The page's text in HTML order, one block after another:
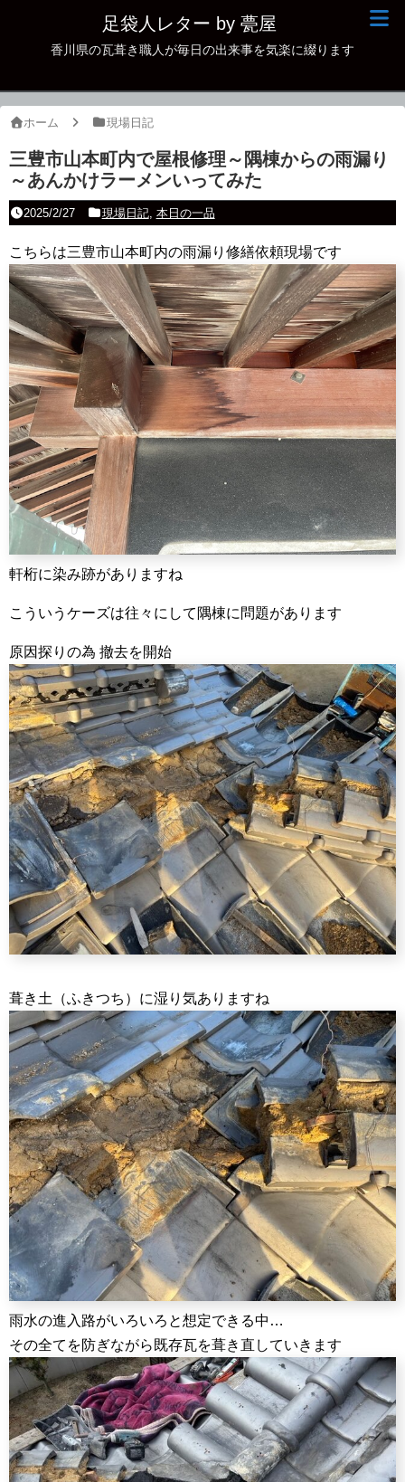
足袋人レター by 甍屋
香川県の瓦葺き職人が毎日の出来事を気楽に綴ります
ホーム 現場日記
三豊市山本町内で屋根修理～隅棟からの雨漏り
～あんかけラーメンいってみた
2025/2/27 現場日記, 本日の一品
こちらは三豊市山本町内の雨漏り修繕依頼現場です
軒桁に染み跡がありますね
こういうケーズは往々にして隅棟に問題があります
原因探りの為 撤去を開始
葺き土（ふきつち）に湿り気ありますね
雨水の進入路がいろいろと想定できる中…
その全てを防ぎながら既存瓦を葺き直していきます
現場日記
古瓦
足袋人の仲間
本日の一品
その他